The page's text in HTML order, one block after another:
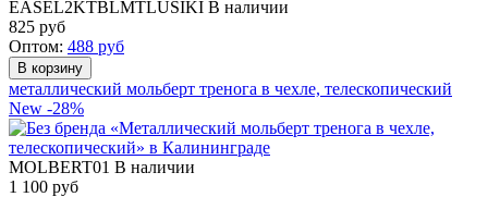
EASEL2KTBLMTLUSIKI В наличии
825 руб
Оптом: 488 руб
металлический мольберт тренога в чехле, телескопический
New -28%
MOLBERT01 В наличии
1 100 руб